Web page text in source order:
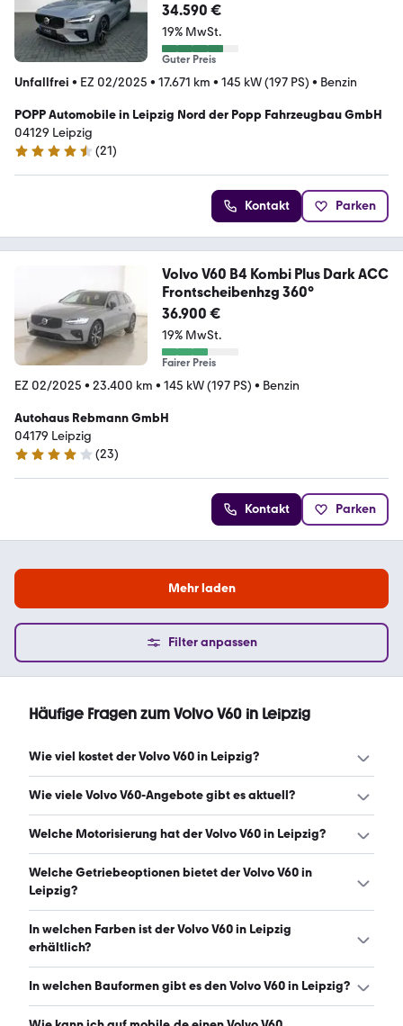
34.590 €
19% MwSt.
Guter Preis
Unfallfrei • EZ 02/2025 • 17.671 km • 145 kW (197 PS) • Benzin
POPP Automobile in Leipzig Nord der Popp Fahrzeugbau GmbH
04129 Leipzig
4.7 Sterne
(21)
Kontakt Parken
Volvo V60 B4 Kombi Plus Dark ACC
Frontscheibenhzg 360°
36.900 €
19% MwSt.
Fairer Preis
EZ 02/2025 • 23.400 km • 145 kW (197 PS) • Benzin
Autohaus Rebmann GmbH
04179 Leipzig
4.1 Sterne
(23)
Kontakt Parken
Mehr laden
Filter anpassen
Häufige Fragen zum Volvo V60 in Leipzig
Wie viel kostet der Volvo V60 in Leipzig?
Ein guter Preis für einen Volvo V60 in Leipzig liegt zwischen
Wie viele Volvo V60-Angebote gibt es aktuell?
Es gibt insgesamt 35 Volvo V60 bei mobile.de, davon 35
Welche Motorisierung hat der Volvo V60 in Leipzig?
Der Volvo V60 in Leipzig hat Leistungen zwischen 178 und
416 PS. (Stand: 8.8.2026)
Welche Getriebeoptionen bietet der Volvo V60 in
Leipzig?
Der Volvo V60 in Leipzig ist mit automatischem und
manuellem Getriebe erhältlich. (Stand: 8.8.2026)
In welchen Farben ist der Volvo V60 in Leipzig
erhältlich?
Den Volvo V60 in Leipzig gibt es in folgenden Farben:
häufigste Farbe ist schwarz. (Stand: 8.8.2026)
In welchen Bauformen gibt es den Volvo V60 in Leipzig?
Den Volvo V60 in Leipzig gibt es in folgenden Bauformen: